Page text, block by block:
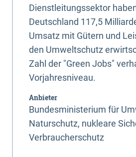
Dienstleitungssektor
Deutschland 117,5
Umsatz mit Gütern und
den Umweltschutz
Zahl der "Green Jobs"
Vorjahresniveau.
Anbieter
Bundesministerium für
Naturschutz, nukleare
Verbraucherschutz